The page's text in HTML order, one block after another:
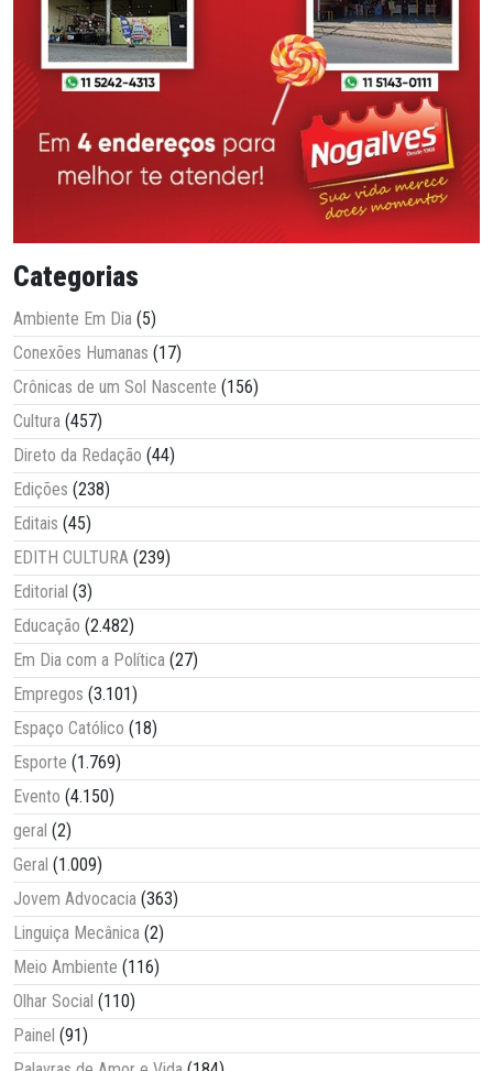
Categorias
Ambiente Em Dia (5)
Conexões Humanas (17)
Crônicas de um Sol Nascente (156)
Cultura (457)
Direto da Redação (44)
Edições (238)
Editais (45)
EDITH CULTURA (239)
Editorial (3)
Educação (2.482)
Em Dia com a Política (27)
Empregos (3.101)
Espaço Católico (18)
Esporte (1.769)
Evento (4.150)
geral (2)
Geral (1.009)
Jovem Advocacia (363)
Linguiça Mecânica (2)
Meio Ambiente (116)
Olhar Social (110)
Painel (91)